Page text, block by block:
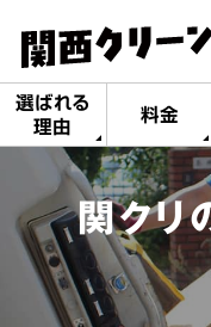
選ばれる
理由
料金
関クリ